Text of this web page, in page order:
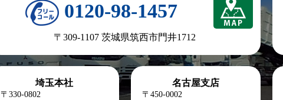
0120-98-1457
〒309-1107 茨城県筑西市門井1712
埼玉本社
〒330-0802
名古屋支店
〒450-0002